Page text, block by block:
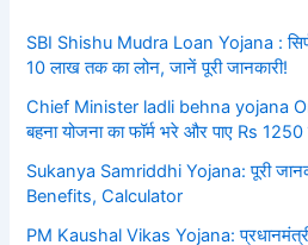
SBI Shishu Mudra Loan Yojana :
10 लाख तक का लोन, जानें पूरी जानकारी!
Chief Minister ladli behna yojana
बहना योजना का फॉर्म भरे और पाए Rs
Sukanya Samriddhi Yojana: पूरी
Benefits, Calculator
PM Kaushal Vikas Yojana: